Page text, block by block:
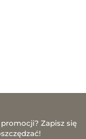
Zapisz się